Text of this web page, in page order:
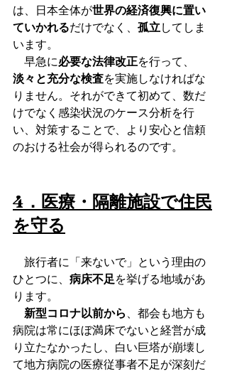
は、日本全体が世界の経済復興に置い
ていかれるだけでなく、 孤立 してしま
います。
早急に必要な法律改正を行って、
淡々と充分な検査を実施しなければな
りません。それができて初めて、数だ
けでなく感染状況のケース分析を行
い、対策することで、より安心と信頼
のおける社会が得られるのです。
4．医療・隔離施設で住民
を守る
旅行者に「来ないで」という理由の
ひとつに、 病床不足を挙げる地域があ
ります。
新型コロナ以前から
、都会も地方も
病院は常にほぼ満床でないと経営が成
り立たなかったし、白い巨塔が崩壊し
て地方病院の医療従事者不足が深刻だ